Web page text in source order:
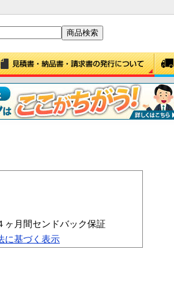
ヶ月間センドバック保証
に基づく表示